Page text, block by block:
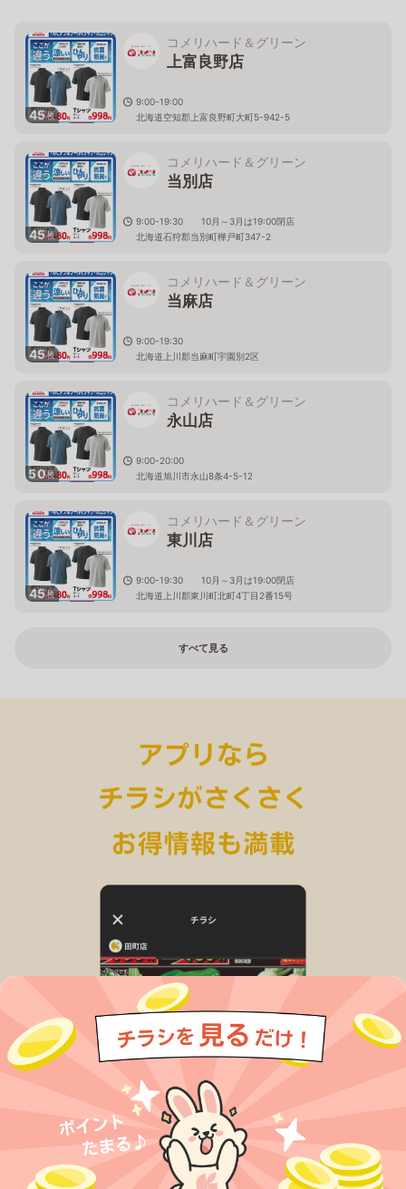
45枚
コメリハード＆グリーン
上富良野店
9:00-19:00
北海道空知郡上富良野町大町5-942-5
45枚
コメリハード＆グリーン
当別店
9:00-19:30 10月～3月は19:00閉店
北海道石狩郡当別町樺戸町347-2
45枚
コメリハード＆グリーン
当麻店
9:00-19:30
北海道上川郡当麻町宇園別2区
50枚
コメリハード＆グリーン
永山店
9:00-20:00
北海道旭川市永山8条4-5-12
45枚
コメリハード＆グリーン
東川店
9:00-19:30 10月～3月は19:00閉店
北海道上川郡東川町北町4丁目2番15号
すべて見る